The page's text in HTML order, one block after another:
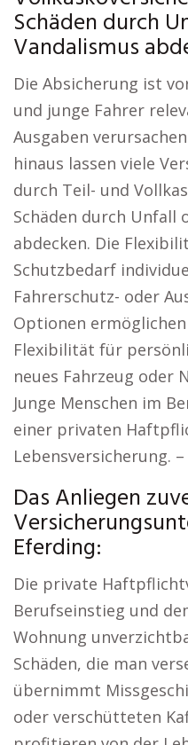
Schäden durch
Vandalismus
Die Absicherung ist
und junge Fahrer
Ausgaben
hinaus lassen viele
durch Teil- und
Schäden durch Unfall
abdecken. Die
Schutzbedarf
Fahrerschutz- oder
Optionen
Flexibilität für
neues Fahrzeug oder
Junge Menschen im
einer privaten
Lebensversicherung. –
Das Anliegen
Eferding:
Die private
Berufseinstieg und
Wohnung
Schäden, die man
übernimmt
oder verschütteten